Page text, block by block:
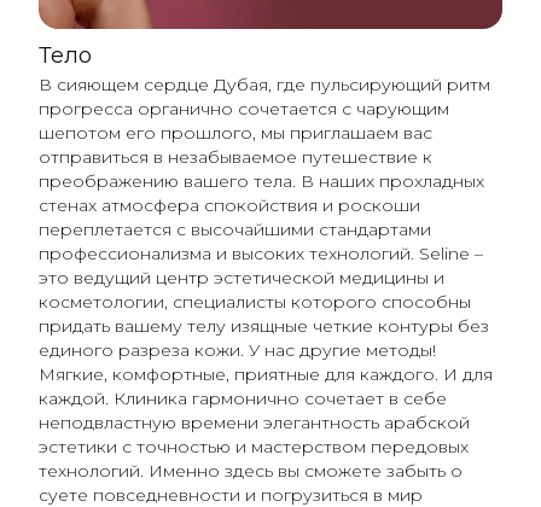
Тело
В сияющем сердце Дубая, где пульсирующий ритм
прогресса органично сочетается с чарующим
шепотом его прошлого, мы приглашаем вас
отправиться в незабываемое путешествие к
преображению вашего тела. В наших прохладных
стенах атмосфера спокойствия и роскоши
переплетается с высочайшими стандартами
профессионализма и высоких технологий. Seline –
это ведущий центр эстетической медицины и
косметологии, специалисты которого способны
придать вашему телу изящные четкие контуры без
единого разреза кожи. У нас другие методы!
Мягкие, комфортные, приятные для каждого. И для
каждой. Клиника гармонично сочетает в себе
неподвластную времени элегантность арабской
эстетики с точностью и мастерством передовых
технологий. Именно здесь вы сможете забыть о
суете повседневности и погрузиться в мир